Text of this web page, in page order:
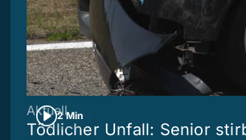
2 Min
Aktuell
Tödlicher Unfall: Senior